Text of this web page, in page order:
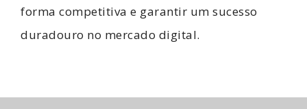
forma competitiva e garantir um sucesso
duradouro no mercado digital.